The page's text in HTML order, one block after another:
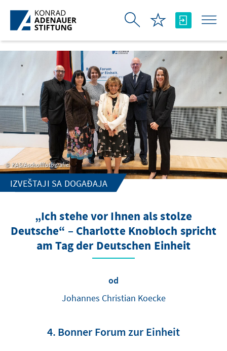
Skip to Main Content
KAS/Aschofffotografie
IZVEŠTAJI SA DOGAĐAJA
„Ich stehe vor Ihnen als stolze
Deutsche“ – Charlotte Knobloch spricht
am Tag der Deutschen Einheit
od
Johannes Christian Koecke
4. Bonner Forum zur Einheit